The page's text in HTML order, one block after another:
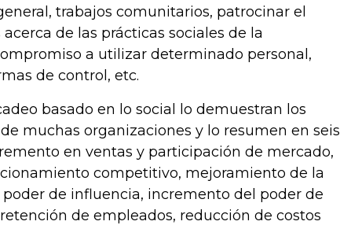
trabajos comunitarios, patrocinar el
de las prácticas sociales de la
a utilizar determinado personal,
de control, etc.
basado en lo social lo demuestran los
muchas organizaciones y lo resumen en seis
en ventas y participación de mercado,
competitivo, mejoramiento de la
de influencia, incremento del poder de
de empleados, reducción de costos